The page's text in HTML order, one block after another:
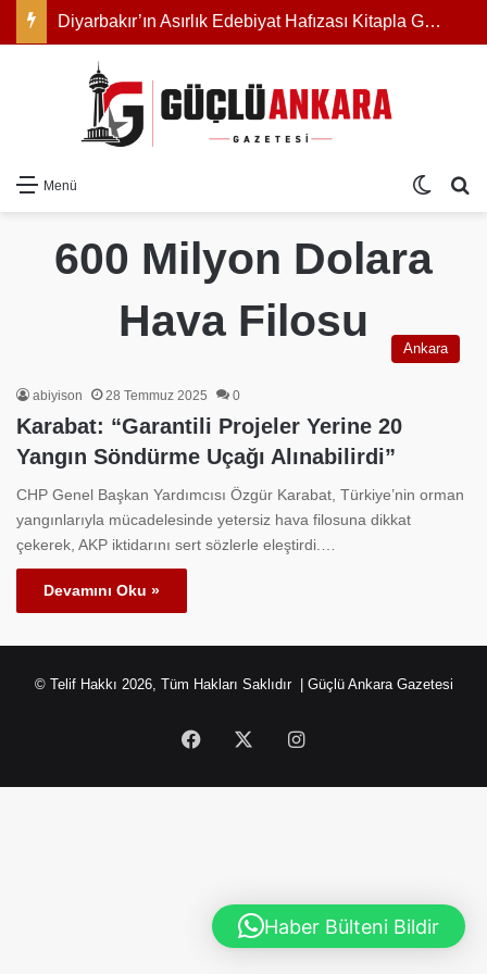
Diyarbakır’ın Asırlık Edebiyat Hafızası Kitapla Gün Yüzüne Çıktı
Menü Dış
600 Milyon Dolara
Hava Filosu
Ankara
abiyison 28 Temmuz 2025 0
Karabat: “Garantili Projeler Yerine 20
Yangın Söndürme Uçağı Alınabilirdi”
CHP Genel Başkan Yardımcısı Özgür Karabat, Türkiye’nin orman
yangınlarıyla mücadelesinde yetersiz hava filosuna dikkat
çekerek, AKP iktidarını sert sözlerle eleştirdi.…
Devamını Oku »
© Telif Hakkı 2026, Tüm Hakları Saklıdır | Güçlü Ankara Gazetesi
Facebook Instagram
Haber Bülteni Bildir